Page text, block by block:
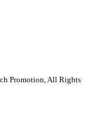
Promotion, All Rights